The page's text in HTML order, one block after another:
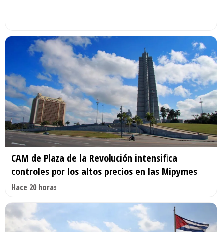
CAM de Plaza de la Revolución intensifica
controles por los altos precios en las Mipymes
Hace 20 horas